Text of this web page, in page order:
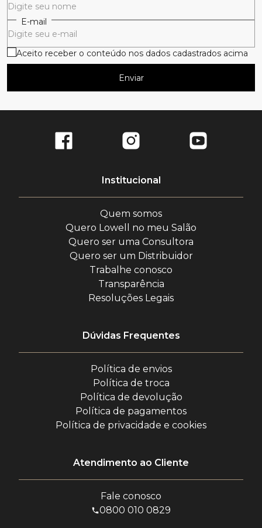
E-mail
Aceito receber o conteúdo nos dados cadastrados acima
Enviar
Institucional
Quem somos
Quero Lowell no meu Salão
Quero ser uma Consultora
Quero ser um Distribuidor
Trabalhe conosco
Transparência
Resoluções Legais
Dúvidas Frequentes
Política de envios
Política de troca
Política de devolução
Política de pagamentos
Política de privacidade e cookies
Atendimento ao Cliente
Fale conosco
0800 010 0829